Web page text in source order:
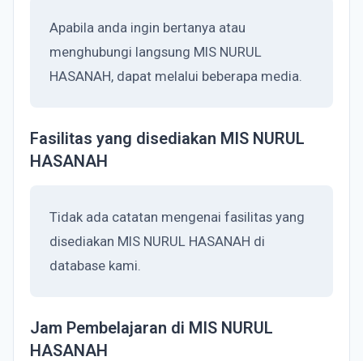
Apabila anda ingin bertanya atau
menghubungi langsung MIS NURUL
HASANAH, dapat melalui beberapa media.
Fasilitas yang disediakan MIS NURUL
HASANAH
Tidak ada catatan mengenai fasilitas yang
disediakan MIS NURUL HASANAH di
database kami.
Jam Pembelajaran di MIS NURUL
HASANAH